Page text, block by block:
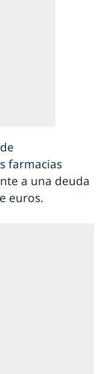
farmacias
a una deuda
euros.